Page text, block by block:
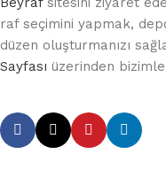
raf seçimini yapmak,
düzen oluşturmanızı
Sayfası üzerinden